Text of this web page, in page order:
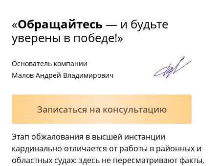
«Обращайтесь — и будьте
уверены в победе!»
Основатель компании
Малов Андрей Владимирович
Записаться на консультацию
Этап обжалования в высшей инстанции
кардинально отличается от работы в районных и
областных судах: здесь не пересматривают факты,